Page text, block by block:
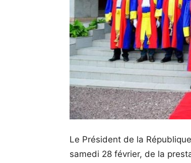
Le Président de la
samedi 28 février, de la